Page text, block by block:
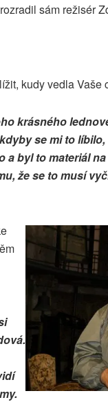
sám režisér
kudy vedla Vaše
krásného
se mi to
a byl to materiál
že se to musí